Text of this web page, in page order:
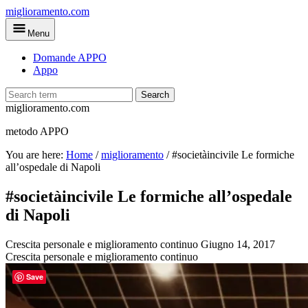
Skip
to
main
miglioramento.com
Menu
Domande APPO
Appo
Search
miglioramento.com
metodo APPO
You are here: Home /miglioramento /#societàincivile Le formiche
all’ospedale di Napoli
#societàincivile Le formiche all’ospedale
di Napoli
Crescita personale e miglioramento continuo Giugno 14, 2017
Crescita personale e miglioramento continuo
Save